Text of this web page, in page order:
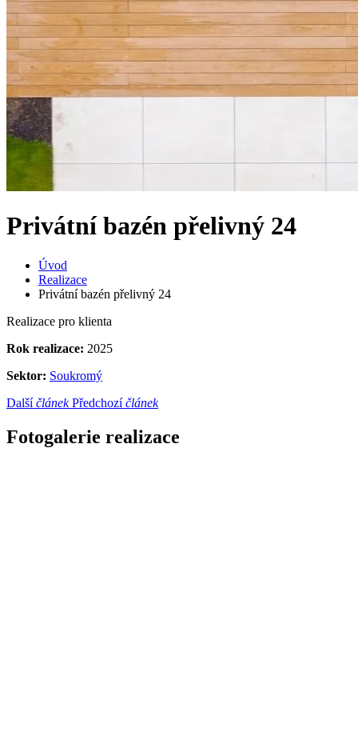
Privátní bazén přelivný 24
Úvod
Realizace
Privátní bazén přelivný 24
Realizace pro klienta
Rok realizace: 2025
Sektor: Soukromý
Dalšíčlánek Předchozíčlánek
Fotogalerie realizace